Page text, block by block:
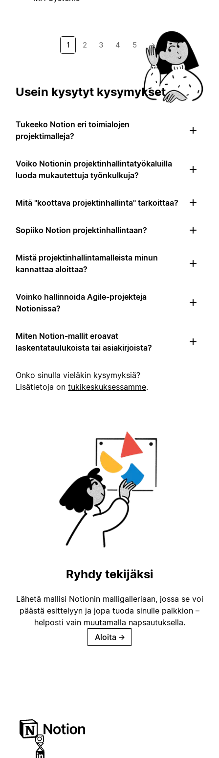
1 2 3 4 5 →
Usein kysytyt kysymykset
Tukeeko Notion eri toimialojen
projektimalleja?
Voiko Notionin projektinhallintatyökaluilla
luoda mukautettuja työnkulkuja?
Mitä "koottava projektinhallinta" tarkoittaa?
Sopiiko Notion projektinhallintaan?
Mistä projektinhallintamalleista minun
kannattaa aloittaa?
Voinko hallinnoida Agile-projekteja
Notionissa?
Miten Notion-mallit eroavat
laskentataulukoista tai asiakirjoista?
Onko sinulla vieläkin kysymyksiä?
Lisätietoja on tukikeskuksessamme.
Ryhdy tekijäksi
Lähetä mallisi Notionin malligalleriaan, jossa se voi
päästä esittelyyn ja jopa tuoda sinulle palkkion –
helposti vain muutamalla napsautuksella.
Aloita →